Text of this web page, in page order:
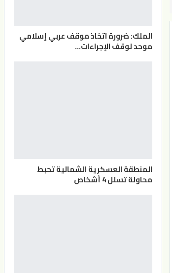
الملك: ضرورة اتخاذ موقف عربي إسلامي
موحد لوقف الإجراءات…
المنطقة العسكرية الشمالية تحبط
محاولة تسلل 4 أشخاص